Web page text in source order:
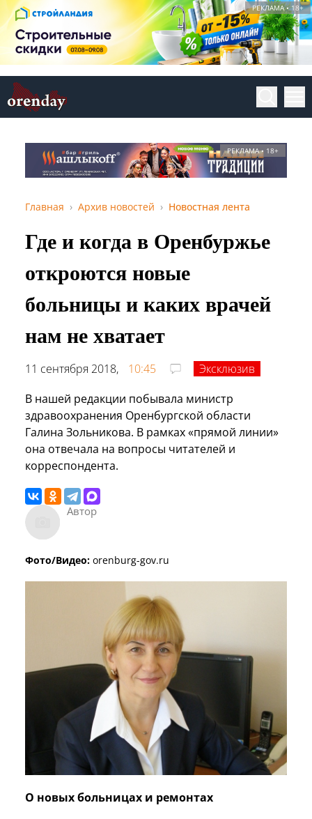
РЕКЛАМА • 18+
РЕКЛАМА • 18+
Главная Архив новостей Новостная лента
Где и когда в Оренбуржье
откроются новые
больницы и каких врачей
нам не хватает
11 сентября 2018, 10:45
Эксклюзив
В нашей редакции побывала министр
здравоохранения Оренбургской области
Галина Зольникова. В рамках «прямой линии»
она отвечала на вопросы читателей и
корреспондента.
Автор
Фото/Видео: orenburg-gov.ru
О новых больницах и ремонтах